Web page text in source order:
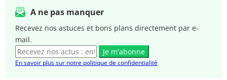
A ne pas manquer
Recevez nos astuces et bons plans directement par e-
mail.
Je m'abonne
En savoir plus sur notre politique de confidentialité